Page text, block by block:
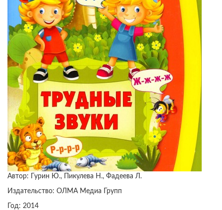
Автор: Гурин Ю., Пикулева Н., Фадеева Л.
Издательство: ОЛМА Медиа Групп
Год: 2014